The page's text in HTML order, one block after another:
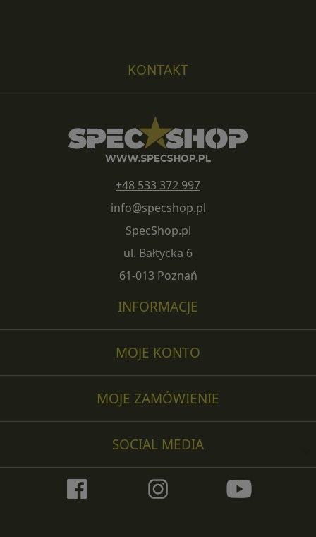
MOJE ZAMÓWIENIE
MOJE KONTO
KONTAKT
+48 533 372 997
info@specshop.pl
SpecShop.pl
ul. Bałtycka 6
61-013 Poznań
INFORMACJE
SOCIAL MEDIA